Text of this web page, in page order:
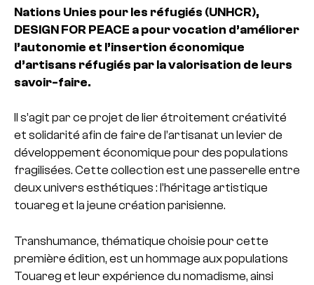
Nations Unies pour les réfugiés (UNHCR),
DESIGN FOR PEACE a pour vocation d’améliorer
l’autonomie et l’insertion économique
d’artisans réfugiés par la valorisation de leurs
savoir-faire.
Il s’agit par ce projet de lier étroitement créativité
et solidarité afin de faire de l’artisanat un levier de
développement économique pour des populations
fragilisées. Cette collection est une passerelle entre
deux univers esthétiques : l’héritage artistique
touareg et la jeune création parisienne.
Transhumance, thématique choisie pour cette
première édition, est un hommage aux populations
Touareg et leur expérience du nomadisme, ainsi